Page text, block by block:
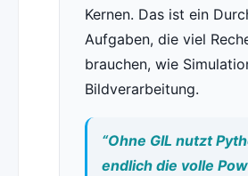
Kernen. Das ist ein
Aufgaben, die viel
brauchen, wie
Bildverarbeitung.
“Ohne GIL nutzt
endlich die volle